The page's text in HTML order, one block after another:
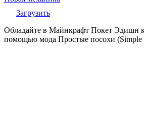
Загрузить
Обладайте в Майнкрафт Покет Эдишн
помощью мода Простые посохи (Simple